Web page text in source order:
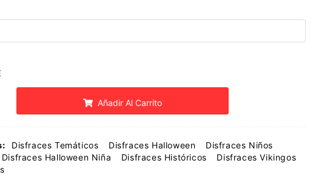
Añadir Al Carrito
Disfraces Temáticos Disfraces Halloween
Disfraces Niños
Disfraces Halloween Niña Disfraces Históricos
Disfraces Vikingos